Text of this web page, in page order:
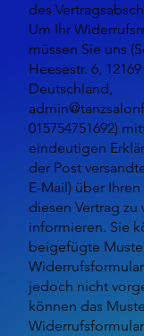
des
Um Ihr
müssen Sie uns
Heesestr. 6,
Deutschland,
015754751692)
eindeutigen
der Post
E-Mail) über Ihren
diesen Vertrag zu
informieren. Sie
beigefügte
jedoch nicht
können das